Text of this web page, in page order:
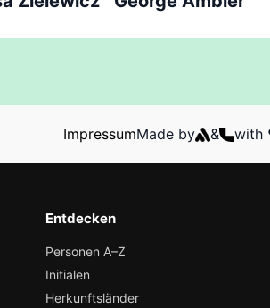
ImpressumMade by & with
Entdecken
Personen A–Z
Initialen
Herkunftsländer